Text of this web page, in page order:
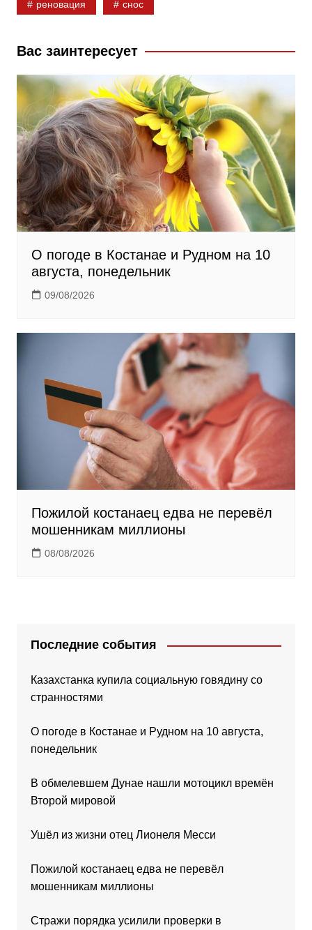
o
k
l
s
n
i
k
i
r
m
реновация снос
Вас заинтересует
О погоде в Костанае и Рудном на 10
августа, понедельник
09/08/2026
Пожилой костанаец едва не перевёл
мошенникам миллионы
08/08/2026
Последние события
Казахстанка купила социальную говядину со
странностями
О погоде в Костанае и Рудном на 10 августа,
понедельник
В обмелевшем Дунае нашли мотоцикл времён
Второй мировой
Ушёл из жизни отец Лионеля Месси
Пожилой костанаец едва не перевёл
мошенникам миллионы
Стражи порядка усилили проверки в